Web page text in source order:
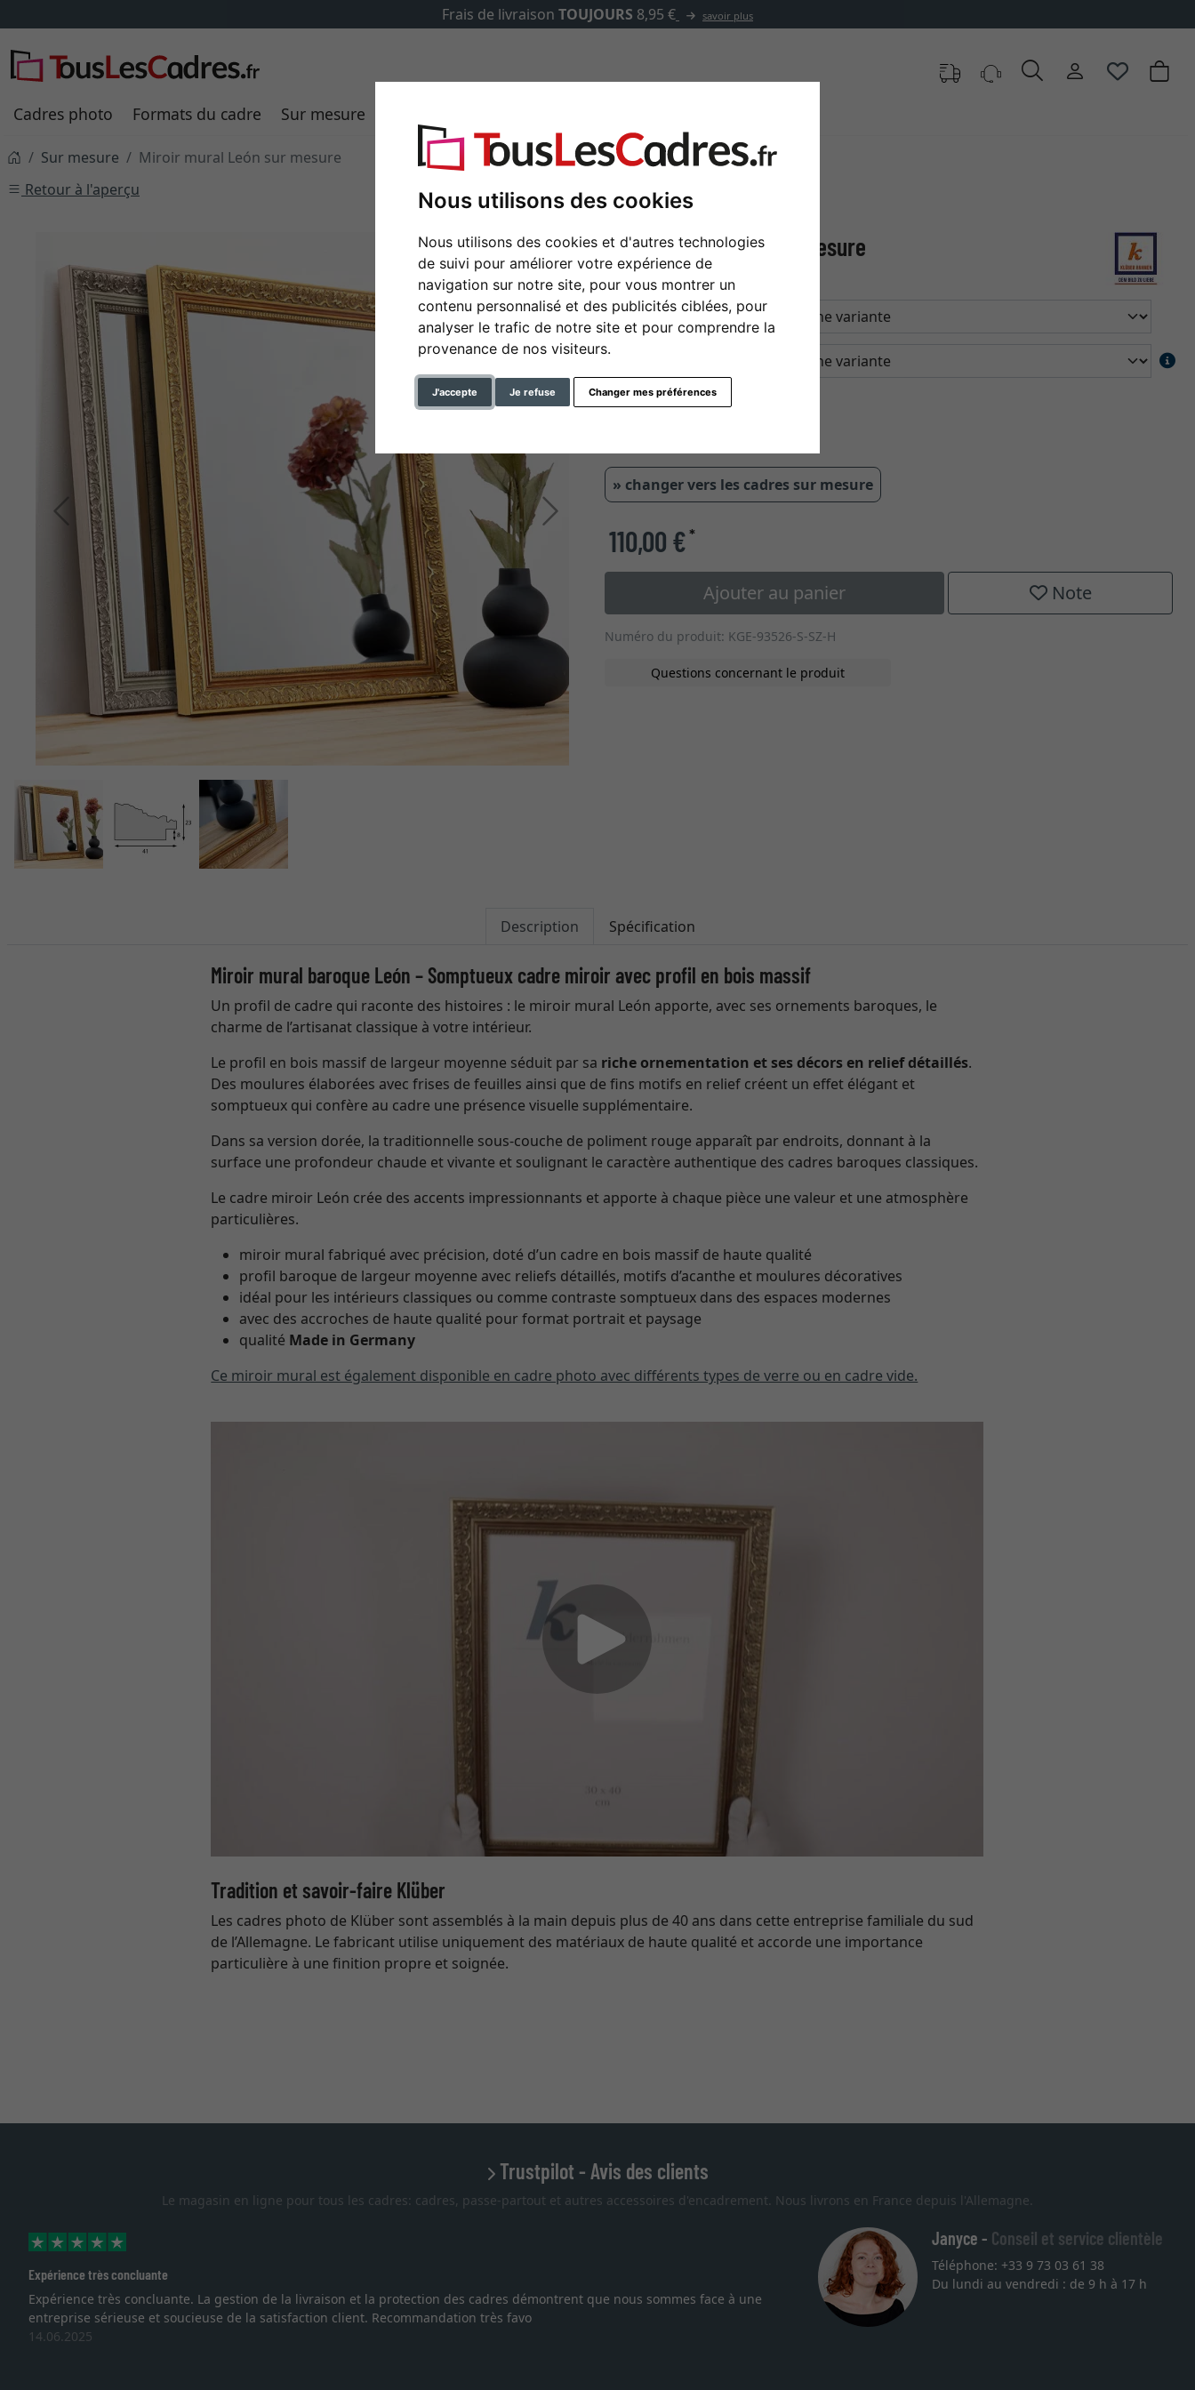
Nous utilisons des cookies
Nous utilisons des cookies et d'autres technologies
de suivi pour améliorer votre expérience de
navigation sur notre site, pour vous montrer un
contenu personnalisé et des publicités ciblées, pour
analyser le trafic de notre site et pour comprendre la
provenance de nos visiteurs.
J'accepte Je refuse Changer mes préférences
Frais de livraisonTOUJOURS 8,95 € savoir plus
Cadres photo Formats du cadre Sur mesure
Sur mesure
Miroir mural León sur mesure
Retour à l'aperçu
Retour Continuer
Miroir mural León sur mesure
couleur
» changer vers les cadres sur mesure
110,00 €*
Ajouter au panier Note
Numéro du produit: KGE-93526-S-SZ-H
Questions concernant le produit
Description Spécification
Miroir mural baroque León – Somptueux cadre miroir avec profil en bois massif
Un profil de cadre qui raconte des histoires : le miroir mural León apporte, avec ses ornements baroques, le
charme de l’artisanat classique à votre intérieur.
Le profil en bois massif de largeur moyenne séduit par sa riche ornementation et ses décors en relief détaillés.
Des moulures élaborées avec frises de feuilles ainsi que de fins motifs en relief créent un effet élégant et
somptueux qui confère au cadre une présence visuelle supplémentaire.
Dans sa version dorée, la traditionnelle sous-couche de poliment rouge apparaît par endroits, donnant à la
surface une profondeur chaude et vivante et soulignant le caractère authentique des cadres baroques classiques.
Le cadre miroir León crée des accents impressionnants et apporte à chaque pièce une valeur et une atmosphère
particulières.
miroir mural fabriqué avec précision, doté d’un cadre en bois massif de haute qualité
profil baroque de largeur moyenne avec reliefs détaillés, motifs d’acanthe et moulures décoratives
idéal pour les intérieurs classiques ou comme contraste somptueux dans des espaces modernes
avec des accroches de haute qualité pour format portrait et paysage
qualité Made in Germany
Ce miroir mural est également disponible en cadre photo avec différents types de verre ou en cadre vide.
Tradition et savoir-faire Klüber
Les cadres photo de Klüber sont assemblés à la main depuis plus de 40 ans dans cette entreprise familiale du sud
de l’Allemagne. Le fabricant utilise uniquement des matériaux de haute qualité et accorde une importance
particulière à une finition propre et soignée.
Trustpilot - Avis des clients
Le magasin en ligne pour tous les cadres: cadres, passe-partout et autres accessoires d'encadrement. Nous livrons en France depuis l'Allemagne.
très concluante
très concluante. La gestion de la livraison et la protection des cadres démontrent que nous sommes face à une
sérieuse et soucieuse de la satisfaction client. Recommandation très favo
Je recherchais un cadre sur mesure pour une lithographie, je suis
vous. Emballage professionnel, service et livraison dans les temps.
Janyce - Conseil et service clientèle
Téléphone: +33 9 73 03 61 38
Du lundi au vendredi : de 9 h à 17 h